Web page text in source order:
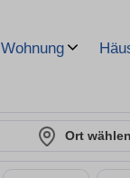
Wohnung
Ort wählen